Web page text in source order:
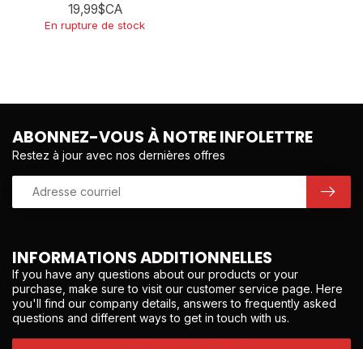
19,99$CA
En rupture de stock
INFORMATIONS ADDITIONNELLES
If you have any questions about our products or your
purchase, make sure to visit our customer service page. Here
you'll find our company details, answers to frequently asked
questions and different ways to get in touch with us.
ABONNEZ-VOUS À NOTRE INFOLETTRE
Restez à jour avec nos dernières offres